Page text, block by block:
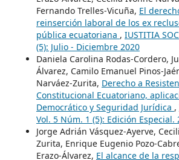
Fernando Trelles-Vicuña, El
reinserción laboral de los ex
pública ecuatoriana , IUSTITIA
(5): Julio - Diciembre 2020
Daniela Carolina Rodas-Cordero,
Álvarez, Camilo Emanuel Pinos-
Narváez-Zurita, Derecho a
Constitucional Ecuatoriano,
Democrático y Seguridad Jurídica ,
Vol. 5 Núm. 1 (5): Edición Especial.
Jorge Adrián Vásquez-Ayerve,
Zurita, Enrique Eugenio Pozo-
Erazo-Álvarez, El alcance de la